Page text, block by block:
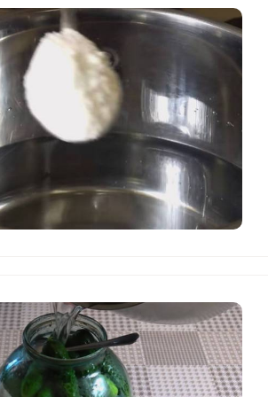
4.4 мкг
1205.6 мкг
72 мкг
3.2 мг
0